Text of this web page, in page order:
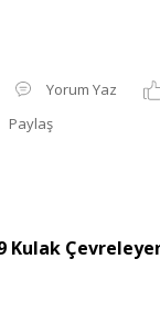
Yorum Yaz
Paylaş
Kulak